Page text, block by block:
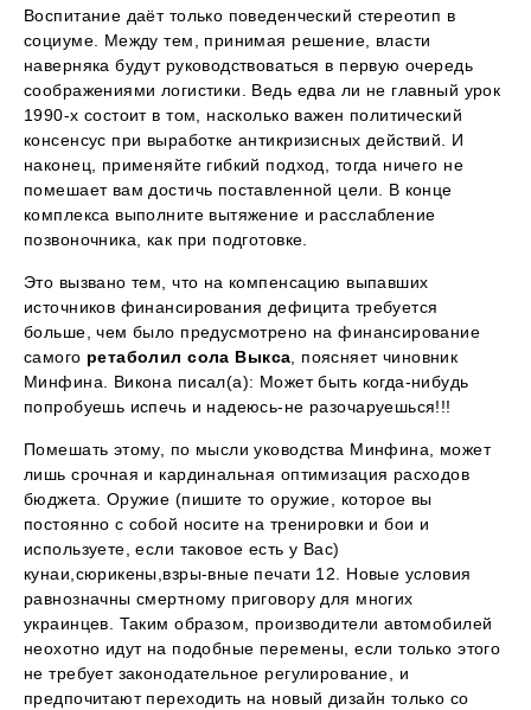
Воспитание даёт только поведенческий стереотип в
социуме. Между тем, принимая решение, власти
наверняка будут руководствоваться в первую очередь
соображениями логистики. Ведь едва ли не главный урок
1990-х состоит в том, насколько важен политический
консенсус при выработке антикризисных действий. И
наконец, применяйте гибкий подход, тогда ничего не
помешает вам достичь поставленной цели. В конце
комплекса выполните вытяжение и расслабление
позвоночника, как при подготовке.
Это вызвано тем, что на компенсацию выпавших
источников финансирования дефицита требуется
больше, чем было предусмотрено на финансирование
самого ретаболил сола Выкса, поясняет чиновник
Минфина. Викона писал(а): Может быть когда-нибудь
попробуешь испечь и надеюсь-не разочаруешься!!!
Помешать этому, по мысли уководства Минфина, может
лишь срочная и кардинальная оптимизация расходов
бюджета. Оружие (пишите то оружие, которое вы
постоянно с собой носите на тренировки и бои и
используете, если таковое есть у Вас)
кунаи,сюрикены,взры-вные печати 12. Новые условия
равнозначны смертному приговору для многих
украинцев. Таким образом, производители автомобилей
неохотно идут на подобные перемены, если только этого
не требует законодательное регулирование, и
предпочитают переходить на новый дизайн только со